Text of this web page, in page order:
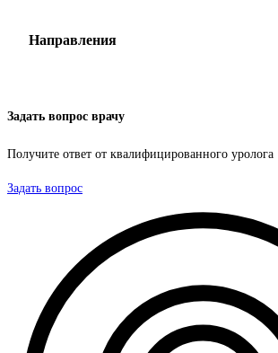
Направления
Задать вопрос врачу
Получите ответ от квалифицированного уролога
Задать вопрос